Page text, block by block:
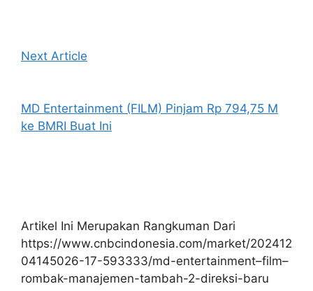
Next Article
MD Entertainment (FILM) Pinjam Rp 794,75 M
ke BMRI Buat Ini
Artikel Ini Merupakan Rangkuman Dari
https://www.cnbcindonesia.com/market/202412
04145026-17-593333/md-entertainment–film–
rombak-manajemen-tambah-2-direksi-baru